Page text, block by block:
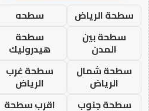
سطحة الرياض
سطحه
سطحة بين
المدن
سطحة
هيدروليك
سطحة شمال
الرياض
سطحة غرب
الرياض
سطحة جنوب
اقرب سطحة